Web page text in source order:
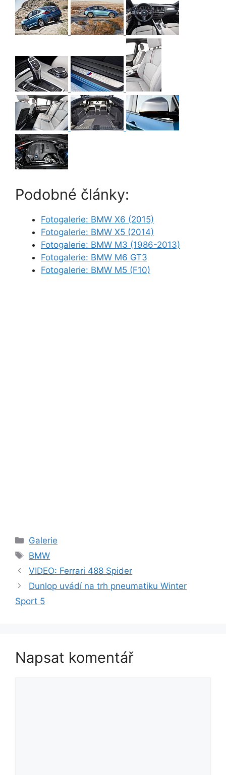
Podobné články:
Fotogalerie: BMW X6 (2015)
Fotogalerie: BMW X5 (2014)
Fotogalerie: BMW M3 (1986-2013)
Fotogalerie: BMW M6 GT3
Fotogalerie: BMW M5 (F10)
Rubriky
Galerie
Štítky
BMW
VIDEO: Ferrari 488 Spider
Dunlop uvádí na trh pneumatiku Winter
Sport 5
Napsat komentář